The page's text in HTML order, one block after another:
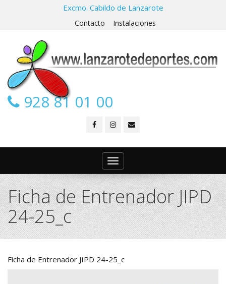
Excmo. Cabildo de Lanzarote
Contacto Instalaciones
928 81 01 00
Toggle
navigation
Ficha de Entrenador JIPD
24-25_c
Ficha de Entrenador JIPD 24-25_c